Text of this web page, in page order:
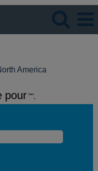
America
pour "".